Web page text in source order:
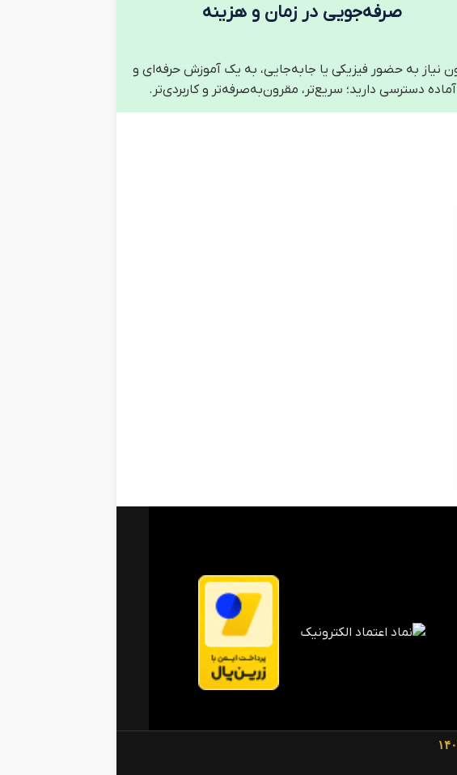
صرفه‌جویی در زمان و هزینه
نیاز به حضور فیزیکی یا جابه‌جایی، به یک آموزش حرفه‌ای و
آماده دسترسی دارید؛ سریع‌تر، مقرون‌به‌صرفه‌تر و کاربردی‌تر.